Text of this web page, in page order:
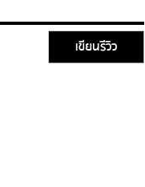
เขียนรีวิว